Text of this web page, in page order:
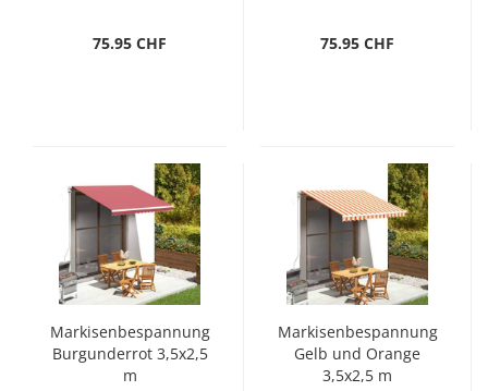
75.95 CHF 75.95 CHF
Markisenbespannung
Burgunderrot 3,5x2,5
m
Markisenbespannung
Gelb und Orange
3,5x2,5 m